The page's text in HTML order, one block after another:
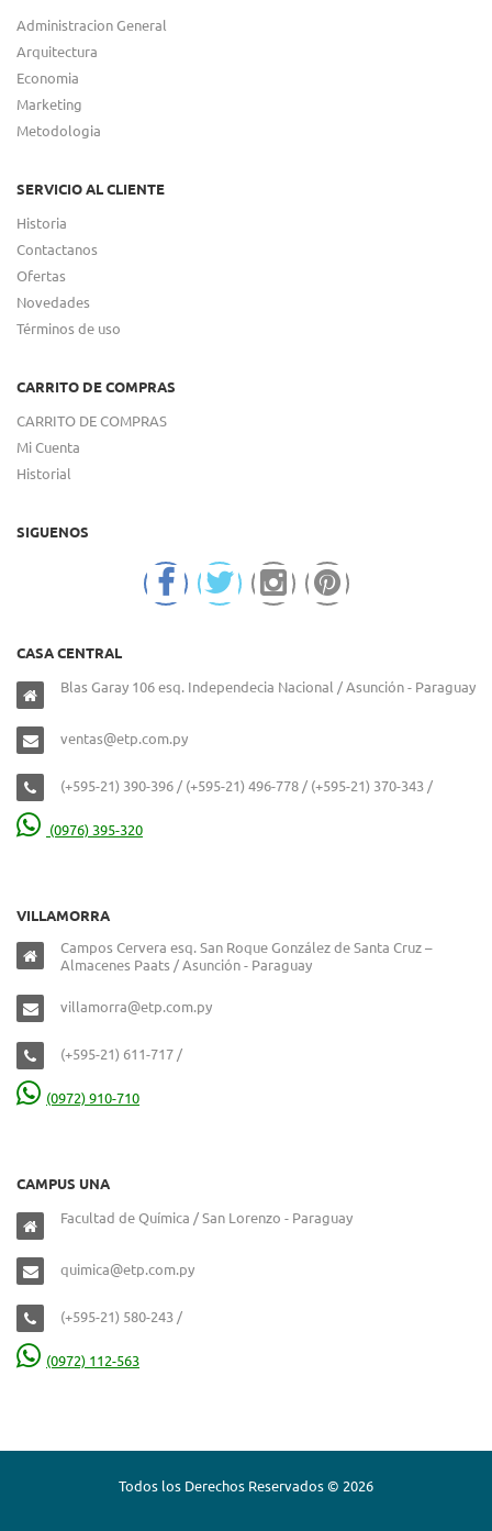
Administracion General
Arquitectura
Economia
Marketing
Metodologia
SERVICIO AL CLIENTE
Historia
Contactanos
Ofertas
Novedades
Términos de uso
CARRITO DE COMPRAS
CARRITO DE COMPRAS
Mi Cuenta
Historial
SIGUENOS
CASA CENTRAL
Blas Garay 106 esq. Independecia Nacional / Asunción - Paraguay
ventas@etp.com.py
(+595-21) 390-396 / (+595-21) 496-778 / (+595-21) 370-343 /
(0976) 395-320
VILLAMORRA
Campos Cervera esq. San Roque González de Santa Cruz –
Almacenes Paats / Asunción - Paraguay
villamorra@etp.com.py
(+595-21) 611-717 /
(0972) 910-710
CAMPUS UNA
Facultad de Química / San Lorenzo - Paraguay
quimica@etp.com.py
(+595-21) 580-243 /
(0972) 112-563
Todos los Derechos Reservados © 2026